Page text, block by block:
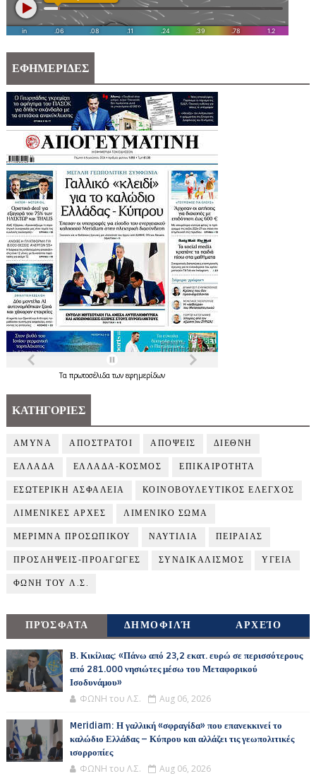
ΕΦΗΜΕΡΙΔΕΣ
Τα πρωτοσέλιδατων εφημερίδων
ΚΑΤΗΓΟΡΙΕΣ
ΑΜΥΝΑ ΑΠΟΣΤΡΑΤΟΙ ΑΠΟΨΕΙΣ ΔΙΕΘΝΗ
ΕΛΛΑΔΑ ΕΛΛΑΔΑ-ΚΟΣΜΟΣ ΕΠΙΚΑΙΡΟΤΗΤΑ
ΕΣΩΤΕΡΙΚΗ ΑΣΦΑΛΕΙΑ ΚΟΙΝΟΒΟΥΛΕΥΤΙΚΟΣ ΕΛΕΓΧΟΣ
ΛΙΜΕΝΙΚΕΣ ΑΡΧΕΣ ΛΙΜΕΝΙΚΟ ΣΩΜΑ
ΜΕΡΙΜΝΑ ΠΡΟΣΩΠΙΚΟΥ ΝΑΥΤΙΛΙΑ ΠΕΙΡΑΙΑΣ
ΠΡΟΣΛΗΨΕΙΣ-ΠΡΟΑΓΩΓΕΣ ΣΥΝΔΙΚΑΛΙΣΜΟΣ ΥΓΕΙΑ
ΦΩΝΗ ΤΟΥ Λ.Σ.
ΠΡΌΣΦΑΤΑ ΔΗΜΟΦΙΛΉ ΑΡΧΕΊΟ
Β. Κικίλιας: «Πάνω από 23,2 εκατ. ευρώ σε περισσότερους
από 281.000 νησιώτες μέσω του Μεταφορικού
Ισοδυνάμου»
ΦΩΝΗ του Λ.Σ. Aug 06, 2026
Meridiam: Η γαλλική «σφραγίδα» που επανεκκινεί το
καλώδιο Ελλάδας – Κύπρου και αλλάζει τις γεωπολιτικές
ισορροπίες
ΦΩΝΗ του Λ.Σ. Aug 06, 2026